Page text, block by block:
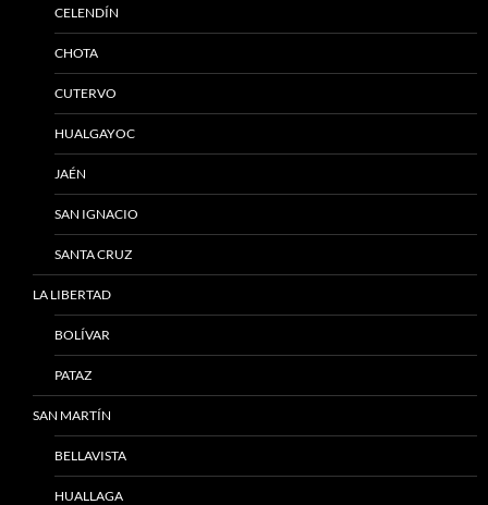
CELENDÍN
CHOTA
CUTERVO
HUALGAYOC
JAÉN
SAN IGNACIO
SANTA CRUZ
LA LIBERTAD
BOLÍVAR
PATAZ
SAN MARTÍN
BELLAVISTA
HUALLAGA